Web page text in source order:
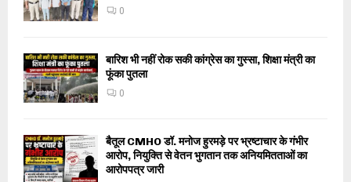
0
बारिश भी नहीं रोक सकी कांग्रेस का गुस्सा, शिक्षा मंत्री का
फूंका पुतला
0
बैतूल CMHO डॉ. मनोज हुरमड़े पर भ्रष्टाचार के गंभीर
आरोप, नियुक्ति से वेतन भुगतान तक अनियमितताओं का
आरोपपत्र जारी